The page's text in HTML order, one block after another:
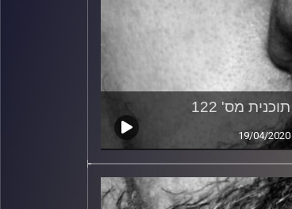
תוכנית מס' 122
19/04/2020